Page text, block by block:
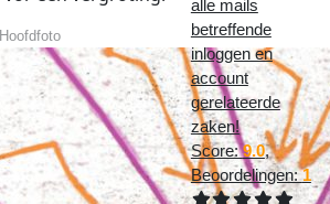
Hoofdfoto
alle mails
betreffende
inloggen en
account
gerelateerde
zaken!
Score:9.0,
Beoordelingen:1